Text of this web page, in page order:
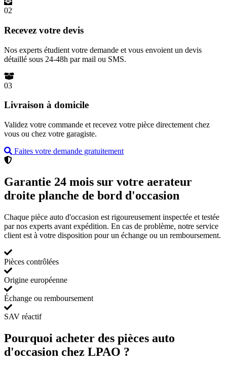
02
Recevez votre devis
Nos experts étudient votre demande et vous envoient un devis
détaillé sous 24-48h par mail ou SMS.
03
Livraison à domicile
Validez votre commande et recevez votre pièce directement chez
vous ou chez votre garagiste.
Faites votre demande gratuitement
Garantie 24 mois sur votre aerateur
droite planche de bord d'occasion
Chaque pièce auto d'occasion est rigoureusement inspectée et testée
par nos experts avant expédition. En cas de problème, notre service
client est à votre disposition pour un échange ou un remboursement.
Pièces contrôlées
Origine européenne
Échange ou remboursement
SAV réactif
Pourquoi acheter des pièces auto
d'occasion chez LPAO ?